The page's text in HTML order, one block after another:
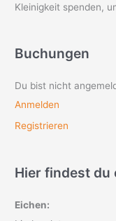
Kleinigkeit spenden,
Buchungen
Du bist nicht
Anmelden
Registrieren
Hier findest du
Eichen: